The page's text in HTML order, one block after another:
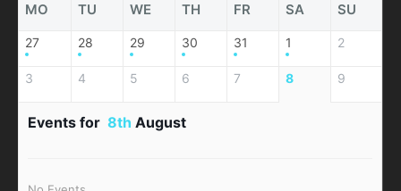
MO TU WE TH FR SA SU
27 28 29 30 31 1 2
3 4 5 6 7 8 9
Events for 8th August